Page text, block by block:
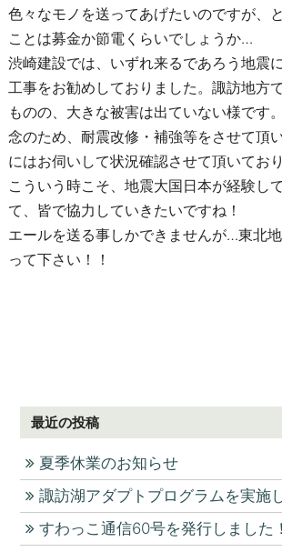
色々なモノを送ってあげたいのですが、
ことは募金か節電くらいでしょうか…
渋崎建設では、いずれ来るであろう地震
工事をお勧めしておりました。諏訪地方
ものの、大きな被害は出ていない様です。
念のため、耐震改修・補強等をさせて頂
にはお伺いして状況確認させて頂いており
こういう時こそ、地震大国日本が経験し
て、皆で協力していきたいですね！
エールを送る事しかできませんが…東北
って下さい！！
最近の投稿
夏季休業のお知らせ
諏訪湖アダプトプログラムを実施
すわっこ通信60号を発行しました！